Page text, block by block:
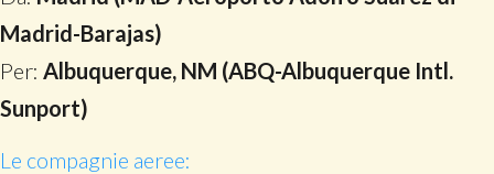
Madrid-Barajas)
Per: Albuquerque, NM (ABQ-Albuquerque Intl.
Sunport)
Le compagnie aeree: